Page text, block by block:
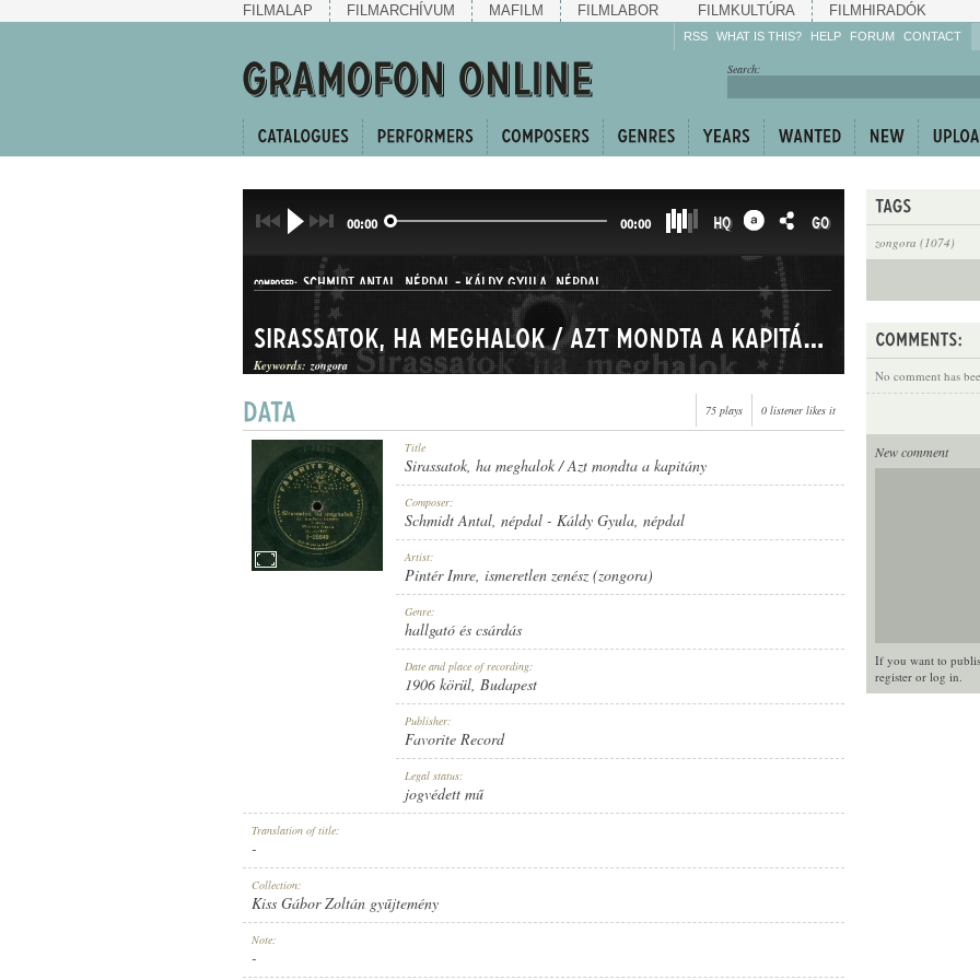
FILMALAP FILMARCHÍVUM MAFILM FILMLABOR FILMKULTÚRA FILMHIRADÓK
RSS WHAT IS THIS? HELP
Enrich!
Share!
FORUM CONTACT
Search:
zongora (1074)
No comment has
New comment
If you want to
register or log in.
00:00 00:00 HQ GO
COMPOSER: SCHMIDT ANTAL NÉPDAL - KÁLDY GYULA NÉPDAL
HALLGATÓ ÉS CSÁRDÁS
FAVORITE RECORD
RECORD NUMBER:
Sirassatok, ha meghalok / Azt mondta a kapitány
Keywords: zongora
75 plays 0 listener likes it
Title
Sirassatok, ha meghalok / Azt mondta a kapitány
Composer:
Schmidt Antal, népdal - Káldy Gyula, népdal
Artist:
Pintér Imre, ismeretlen zenész (zongora)
Genre:
hallgató és csárdás
Date and place of recording:
1906 körül, Budapest
Publisher:
Favorite Record
Legal status:
jogvédett mű
Translation of title:
-
Collection:
Kiss Gábor Zoltán gyűjtemény
Note:
-